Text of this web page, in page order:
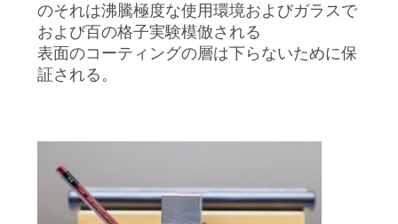
のそれは沸騰極度な使用環境およびガラスで
および百の格子実験模倣される
表面のコーティングの層は下らないために保
証される。